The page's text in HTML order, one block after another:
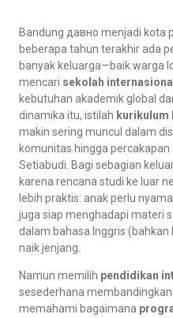
Bandung давно menjadi kota
beberapa tahun terakhir ada
banyak keluarga—baik warga
mencari sekolah internasional
kebutuhan akademik global
dinamika itu, istilah kurikulum
makin sering muncul dalam
komunitas hingga
Setiabudi. Bagi sebagian
karena rencana studi ke luar
lebih praktis: anak perlu
juga siap menghadapi materi
dalam bahasa Inggris
naik jenjang.
Namun memilih pendidikan
sesederhana
memahami bagaimana